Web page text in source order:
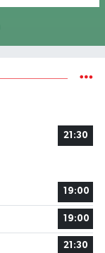
21:30
19:00
19:00
21:30